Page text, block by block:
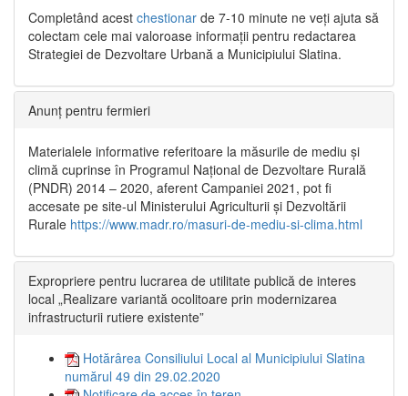
Completând acest chestionar de 7-10 minute ne veți ajuta să
colectam cele mai valoroase informații pentru redactarea
Strategiei de Dezvoltare Urbană a Municipiului Slatina.
Anunț pentru fermieri
Materialele informative referitoare la măsurile de mediu și
climă cuprinse în Programul Național de Dezvoltare Rurală
(PNDR) 2014 – 2020, aferent Campaniei 2021, pot fi
accesate pe site-ul Ministerului Agriculturii și Dezvoltării
Rurale https://www.madr.ro/masuri-de-mediu-si-clima.html
Expropriere pentru lucrarea de utilitate publică de interes
local „Realizare variantă ocolitoare prin modernizarea
infrastructurii rutiere existente”
Hotărârea Consiliului Local al Municipiului Slatina
numărul 49 din 29.02.2020